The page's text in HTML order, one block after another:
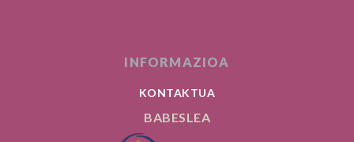
INFORMAZIOA
KONTAKTUA
BABESLEA